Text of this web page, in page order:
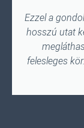
Ezzel a
hosszú utat
felesleges